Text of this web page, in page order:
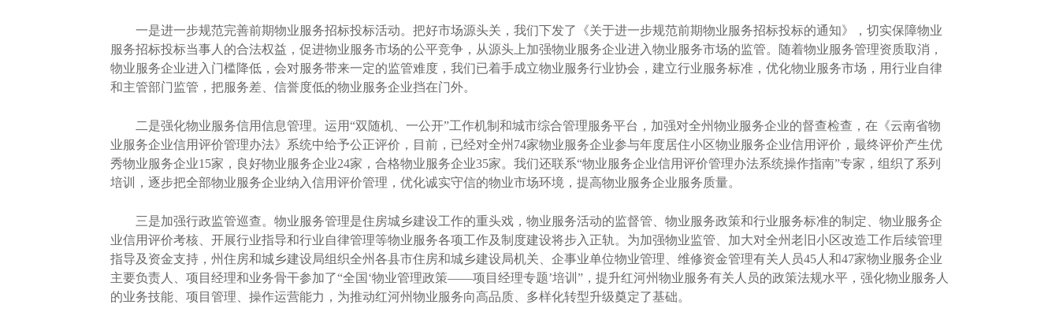
一是进一步规范完善前期物业服务招标投标活动。把好市场源头关，我们下发了《关于进一步规范前期物业服务招标投标的通知》，切实保障物业
服务招标投标当事人的合法权益，促进物业服务市场的公平竞争，从源头上加强物业服务企业进入物业服务市场的监管。随着物业服务管理资质取消，
物业服务企业进入门槛降低，会对服务带来一定的监管难度，我们已着手成立物业服务行业协会，建立行业服务标准，优化物业服务市场，用行业自律
和主管部门监管，把服务差、信誉度低的物业服务企业挡在门外。
二是强化物业服务信用信息管理。运用“双随机、一公开”工作机制和城市综合管理服务平台，加强对全州物业服务企业的督查检查，在《云南省物
业服务企业信用评价管理办法》系统中给予公正评价，目前，已经对全州74家物业服务企业参与年度居住小区物业服务企业信用评价，最终评价产生优
秀物业服务企业15家，良好物业服务企业24家，合格物业服务企业35家。我们还联系“物业服务企业信用评价管理办法系统操作指南”专家，组织了系列
培训，逐步把全部物业服务企业纳入信用评价管理，优化诚实守信的物业市场环境，提高物业服务企业服务质量。
三是加强行政监管巡查。物业服务管理是住房城乡建设工作的重头戏，物业服务活动的监督管、物业服务政策和行业服务标准的制定、物业服务企
业信用评价考核、开展行业指导和行业自律管理等物业服务各项工作及制度建设将步入正轨。为加强物业监管、加大对全州老旧小区改造工作后续管理
指导及资金支持，州住房和城乡建设局组织全州各县市住房和城乡建设局机关、企事业单位物业管理、维修资金管理有关人员45人和47家物业服务企业
主要负责人、项目经理和业务骨干参加了“全国‘物业管理政策——项目经理专题’培训”，提升红河州物业服务有关人员的政策法规水平，强化物业服务人
的业务技能、项目管理、操作运营能力，为推动红河州物业服务向高品质、多样化转型升级奠定了基础。